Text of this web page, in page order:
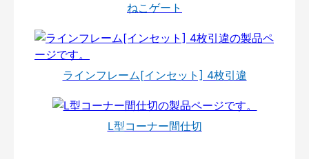
ねこゲート
ラインフレーム[インセット] 4枚引違
L型コーナー間仕切